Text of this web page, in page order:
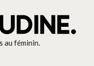
au féminin.